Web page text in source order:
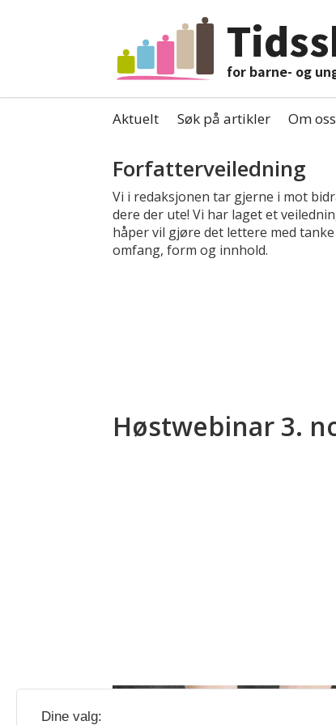
for barne- og
Aktuelt Søk på artikler Om oss
deltagelse
Forfatterveiledning
Vi i redaksjonen tar gjerne i mot
dere der ute! Vi har laget et
håper vil gjøre det lettere med
omfang, form og innhold.
Høstwebinar 3.
Dine valg: